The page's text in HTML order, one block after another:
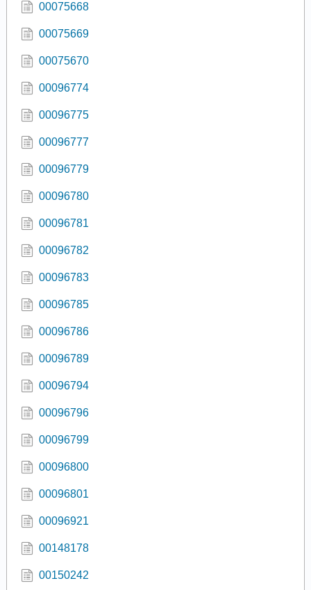
00075668
00075669
00075670
00096774
00096775
00096777
00096779
00096780
00096781
00096782
00096783
00096785
00096786
00096789
00096794
00096796
00096799
00096800
00096801
00096921
00148178
00150242